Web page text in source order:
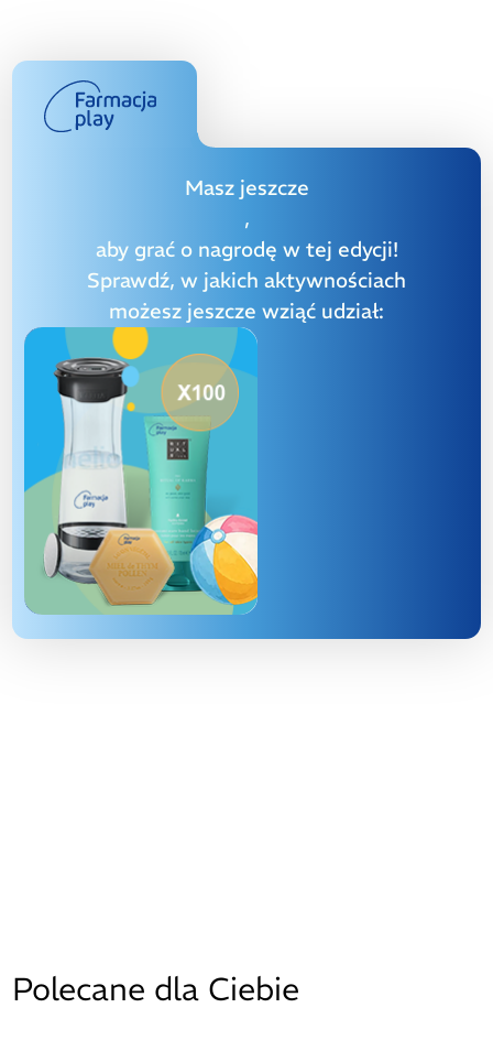
Masz jeszcze
,
aby grać o nagrodę w tej edycji!
Sprawdź, w jakich aktywnościach
możesz jeszcze wziąć udział:
Polecane dla Ciebie